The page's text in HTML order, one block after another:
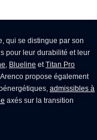
qui se distingue par son
pour leur durabilité et leur
, Blueline etTitan Pro
propose également
admissibles à
axés sur la transition